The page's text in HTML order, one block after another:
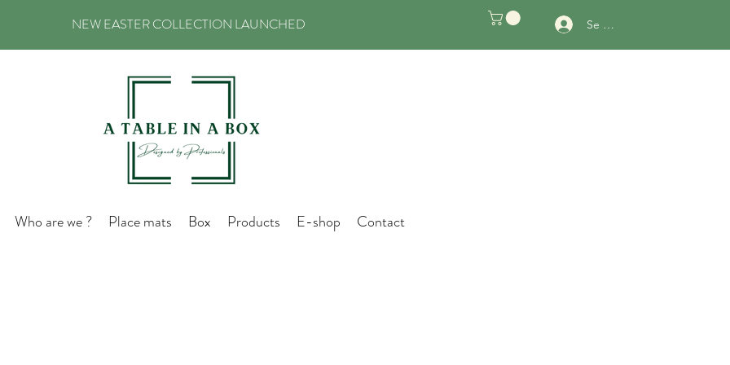
NEW EASTER COLLECTION LAUNCHED Se connecter
Who are we ? Place mats Box Products E-shop Contact